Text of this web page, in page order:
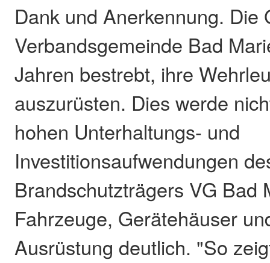
Dank und Anerkennung. Die
Verbandsgemeinde Bad
Jahren bestrebt, ihre
auszurüsten. Dies werde
hohen Unterhaltungs- und
Investitionsaufwendungen
Brandschutzträgers VG Bad
Fahrzeuge, Gerätehäuser
Ausrüstung deutlich. "So